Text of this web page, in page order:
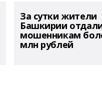
За сутки жители
Башкирии
мошенникам
млн рублей